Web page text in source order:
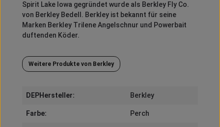
Spirit Lake Iowa gegründet wurde als Berkley FlyCo.
von Berkley Bedell . Berkleyist bekannt für seine
Marken Berkley TrileneAngelschnur und Powerbait
duftenden Köder.
Weitere Produkte von Berkley
DEPHersteller: Berkley
Farbe: Perch